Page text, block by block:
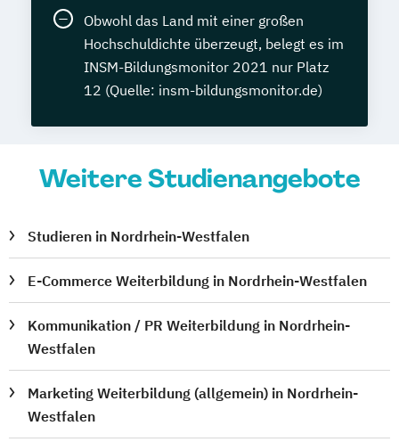
Obwohl das Land mit einer großen
Hochschuldichte überzeugt, belegt es im
INSM-Bildungsmonitor 2021 nur Platz
12 (Quelle: insm-bildungsmonitor.de)
Weitere Studienangebote
Studieren in Nordrhein-Westfalen
E-Commerce Weiterbildung in Nordrhein-Westfalen
Kommunikation / PR Weiterbildung in Nordrhein-
Westfalen
Marketing Weiterbildung (allgemein) in Nordrhein-
Westfalen